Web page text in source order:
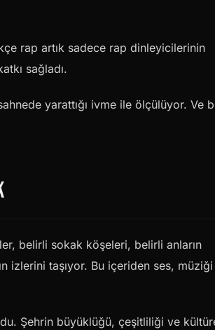
rap artık sadece rap dinleyicilerinin
sağladı.
yarattığı ivme ile ölçülüyor. Ve
belirli sokak köşeleri, belirli anların
izlerini taşıyor. Bu içeriden ses, müziği
Şehrin büyüklüğü, çeşitliliği ve